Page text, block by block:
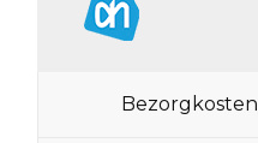
Bezorgkosten